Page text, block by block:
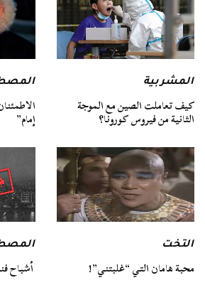
المشربية
كيف تعاملت الصين مع الموجة
الثانية من فيروس كورونا؟ إمام”
التخت
محبة هامان التي “غلبتني”! أشباح